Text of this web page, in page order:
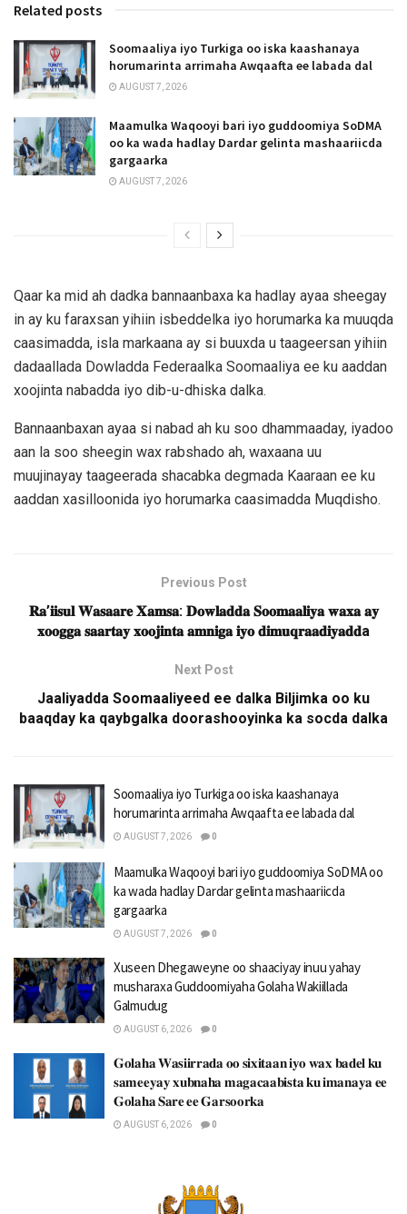
Related posts
Soomaaliya iyo Turkiga oo iska kaashanaya
horumarinta arrimaha Awqaafta ee labada dal
AUGUST 7, 2026
Maamulka Waqooyi bari iyo guddoomiya SoDMA
oo ka wada hadlay Dardar gelinta mashaariicda
gargaarka
AUGUST 7, 2026
Qaar ka mid ah dadka bannaanbaxa ka hadlay ayaa sheegay
in ay ku faraxsan yihiin isbeddelka iyo horumarka ka muuqda
caasimadda, isla markaana ay si buuxda u taageersan yihiin
dadaallada Dowladda Federaalka Soomaaliya ee ku aaddan
xoojinta nabadda iyo dib-u-dhiska dalka.
Bannaanbaxan ayaa si nabad ah ku soo dhammaaday, iyadoo
aan la soo sheegin wax rabshado ah, waxaana uu
muujinayay taageerada shacabka degmada Kaaraan ee ku
aaddan xasilloonida iyo horumarka caasimadda Muqdisho.
Previous Post
𝐑𝐚’𝐢𝐢𝐬𝐮𝐥 𝐖𝐚𝐬𝐚𝐚𝐫𝐞 𝐗𝐚𝐦𝐬𝐚: 𝐃𝐨𝐰𝐥𝐚𝐝𝐝𝐚 𝐒𝐨𝐨𝐦𝐚𝐚𝐥𝐢𝐲𝐚 𝐰𝐚𝐱𝐚 𝐚𝐲
𝐱𝐨𝐨𝐠𝐠𝐚 𝐬𝐚𝐚𝐫𝐭𝐚𝐲 𝐱𝐨𝐨𝐣𝐢𝐧𝐭𝐚 𝐚𝐦𝐧𝐢𝐠𝐚 𝐢𝐲𝐨 𝐝𝐢𝐦𝐮𝐪𝐫𝐚𝐚𝐝𝐢𝐲𝐚𝐝𝐝a
Next Post
Jaaliyadda Soomaaliyeed ee dalka Biljimka oo ku
baaqday ka qaybgalka doorashooyinka ka socda dalka
Soomaaliya iyo Turkiga oo iska kaashanaya
horumarinta arrimaha Awqaafta ee labada dal
AUGUST 7, 2026 0
Maamulka Waqooyi bari iyo guddoomiya SoDMA oo
ka wada hadlay Dardar gelinta mashaariicda
gargaarka
AUGUST 7, 2026 0
Xuseen Dhegaweyne oo shaaciyay inuu yahay
musharaxa Guddoomiyaha Golaha Wakiillada
Galmudug
AUGUST 6, 2026 0
𝐆𝐨𝐥𝐚𝐡𝐚 𝐖𝐚𝐬𝐢𝐢𝐫𝐫𝐚𝐝𝐚 𝐨𝐨 𝐬𝐢𝐱𝐢𝐭𝐚𝐚𝐧 𝐢𝐲𝐨 𝐰𝐚𝐱 𝐛𝐚𝐝𝐞𝐥 𝐤𝐮
𝐬𝐚𝐦𝐞𝐞𝐲𝐚𝐲 𝐱𝐮𝐛𝐧𝐚𝐡𝐚 𝐦𝐚𝐠𝐚𝐜𝐚𝐚𝐛𝐢𝐬𝐭𝐚 𝐤𝐮 𝐢𝐦𝐚𝐧𝐚𝐲𝐚 𝐞𝐞
𝐆𝐨𝐥𝐚𝐡𝐚 𝐒𝐚𝐫𝐞 𝐞𝐞 𝐆𝐚𝐫𝐬𝐨𝐨𝐫𝐤𝐚
AUGUST 6, 2026 0